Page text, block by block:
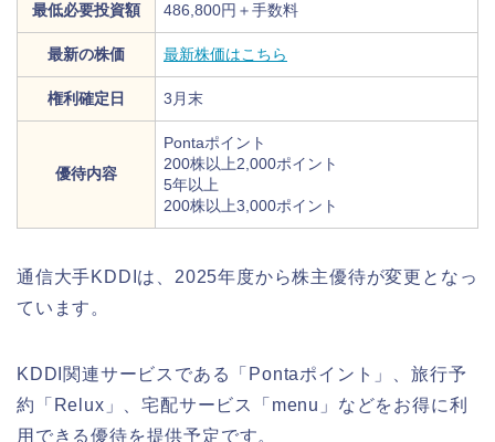
最低必要投資額 486,800円＋手数料
最新の株価 最新株価はこちら
権利確定日 3月末
優待内容
Pontaポイント
200株以上2,000ポイント
5年以上
200株以上3,000ポイント
通信大手KDDIは、2025年度から株主優待が変更となっ
ています。
KDDI関連サービスである「Pontaポイント」、旅行予
約「Relux」、宅配サービス「menu」などをお得に利
用できる優待を提供予定です。